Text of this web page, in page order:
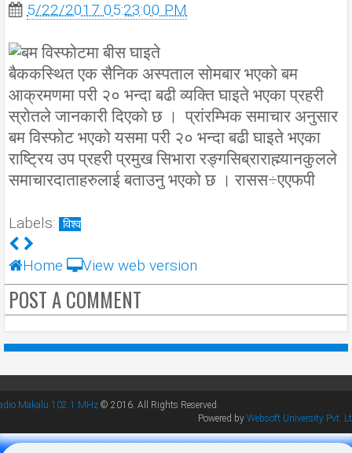
5/22/2017 05:23:00 PM
बैककस्थित एक सैनिक अस्पताल सोमबार भएको बम
आक्रमणमा परी २० भन्दा बढी व्यक्ति घाइते भएका प्रहरी
स्रोतले जानकारी दिएको छ । प्रांरम्भिक समाचार अनुसार
बम विस्फोट भएको यसमा परी २० भन्दा बढी घाइते भएका
राष्ट्रिय उप प्रहरी प्रमुख सिभारा रङ्गसिब्राराह्म्यानकुलले
समाचारदाताहरुलाई बताउनु भएको छ । रासस÷एएफपी
Labels: विश्व
Home View web version
POST A COMMENT
Makalu 102.1 MHz © 2016. All Rights Reserved.
Powered by Websoft University Pvt.